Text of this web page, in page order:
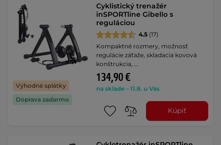
Výhodné splátky
Doprava zadarmo
Cyklistický trenažér
inSPORTline Gibello s
reguláciou
4.5 (17)
Kompaktné rozmery, možnosť
regulácie záťaže, skladacia kovová
konštrukcia, …
134,90 €
na sklade – 11.8. u Vás
Kúpiť